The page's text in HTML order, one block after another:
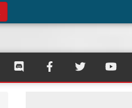
SQUARE
SQUARE SQUARE